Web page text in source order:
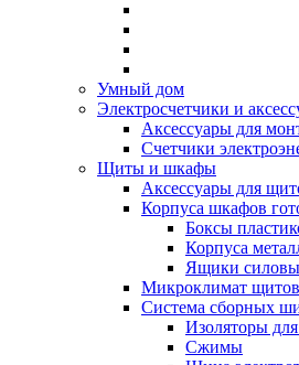
Умный дом
Электросчетчики и
Аксессуары для
Счетчики
Щиты и шкафы
Аксессуары для
Корпуса шкафов
Боксы
Корпуса
Ящики
Микроклимат
Система сборных
Изоляторы
Сжимы